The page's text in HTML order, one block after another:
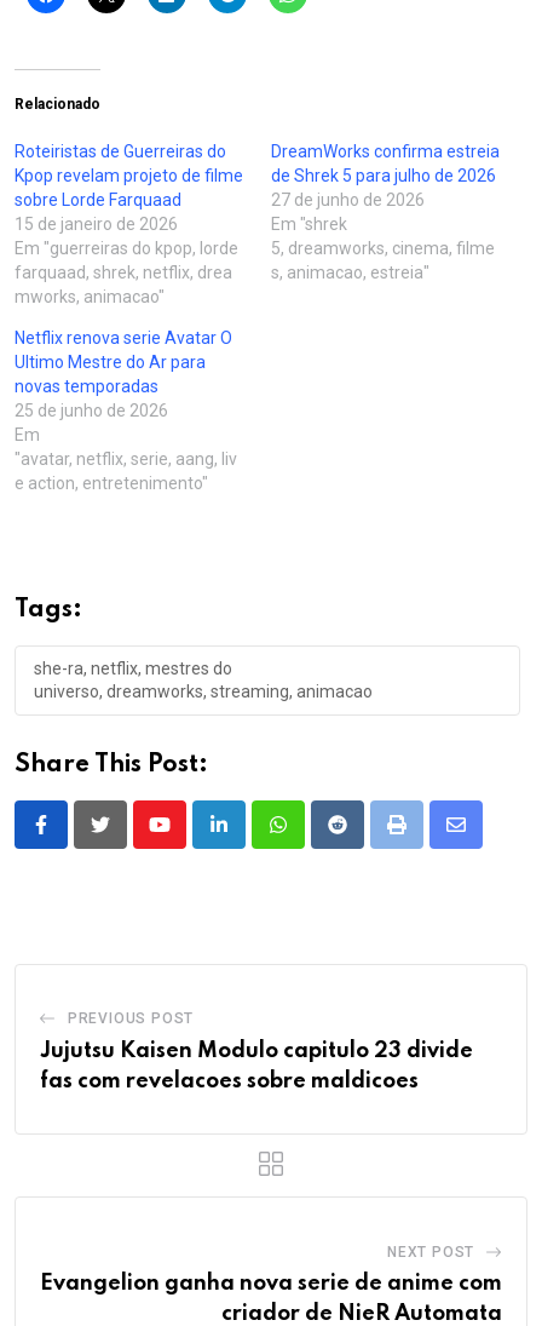
Relacionado
Roteiristas de Guerreiras do
Kpop revelam projeto de filme
sobre Lorde Farquaad
15 de janeiro de 2026
Em "guerreiras do kpop, lorde
farquaad, shrek, netflix, drea
mworks, animacao"
DreamWorks confirma estreia
de Shrek 5 para julho de 2026
27 de junho de 2026
Em "shrek
5, dreamworks, cinema, filme
s, animacao, estreia"
Netflix renova serie Avatar O
Ultimo Mestre do Ar para
novas temporadas
25 de junho de 2026
Em
"avatar, netflix, serie, aang, liv
e action, entretenimento"
Tags:
she-ra, netflix, mestres do
universo, dreamworks, streaming, animacao
Share This Post:
YoutubeLinkedInWhatsappRedditPrint
Share
PREVIOUS POST
Jujutsu Kaisen Modulo capitulo 23 divide
fas com revelacoes sobre maldicoes
NEXT POST
Evangelion ganha nova serie de anime com
criador de NieR Automata